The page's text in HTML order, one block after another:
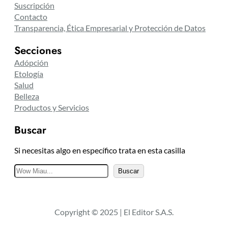
Suscripción
Contacto
Transparencia, Ética Empresarial y Protección de Datos
Secciones
Adópción
Etología
Salud
Belleza
Productos y Servicios
Buscar
Si necesitas algo en específico trata en esta casilla
u
a
Buscar
Copyright © 2025 | El Editor S.A.S.